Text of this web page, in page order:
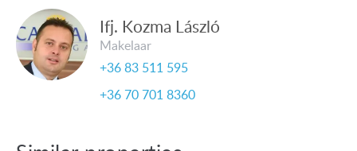
Nederlandstalige medewerker Capital99:
Van de Vyver Rita
tel.: +36 305 708 151
E-mail: vandevyverrita@hotmail.com
Ifj. Kozma László
Makelaar
+36 83 511 595
+36 70 701 8360